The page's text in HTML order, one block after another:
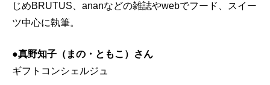
じめBRUTUS、ananなどの雑誌やwebでフード、スイー
ツ中心に執筆。
●真野知子（まの・ともこ）さん
ギフトコンシェルジュ